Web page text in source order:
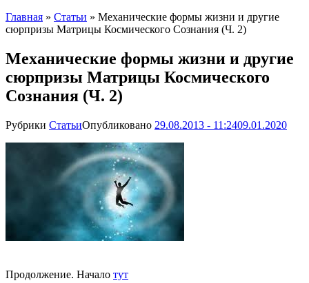
Главная » Статьи » Механические формы жизни и другие
сюрпризы Матрицы Космического Сознания (Ч. 2)
Механические формы жизни и другие
сюрпризы Матрицы Космического
Сознания (Ч. 2)
Рубрики СтатьиОпубликовано 29.08.2013 - 11:2409.01.2020
Продолжение. Начало тут